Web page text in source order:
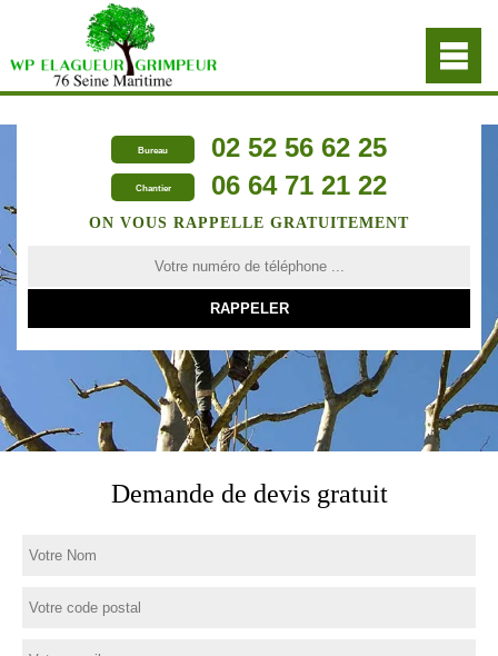
Bureau 02 52 56 62 25
Chantier 06 64 71 21 22
ON VOUS RAPPELLE GRATUITEMENT
Demande de devis gratuit